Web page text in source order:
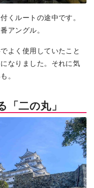
くルートの途中です。
アングル。
よく使用していたこと
なりました。それに気
。
「二の丸」